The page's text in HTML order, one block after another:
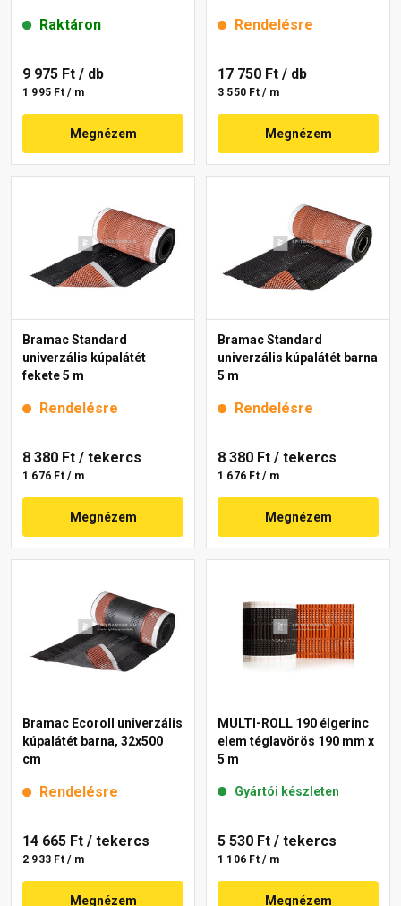
Raktáron
9 975 Ft / db
1 995 Ft / m
Megnézem
Rendelésre
17 750 Ft / db
3 550 Ft / m
Megnézem
Bramac Standard
univerzális kúpalátét
fekete 5 m
Rendelésre
8 380 Ft / tekercs
1 676 Ft / m
Megnézem
Bramac Standard
univerzális kúpalátét barna
5 m
Rendelésre
8 380 Ft / tekercs
1 676 Ft / m
Megnézem
Bramac Ecoroll univerzális
kúpalátét barna, 32x500
cm
Rendelésre
14 665 Ft / tekercs
2 933 Ft / m
Megnézem
MULTI-ROLL 190 élgerinc
elem téglavörös 190 mm x
5 m
Gyártói készleten
5 530 Ft / tekercs
1 106 Ft / m
Megnézem